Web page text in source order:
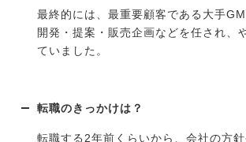
最終的には、最重要顧客である大手
開発・提案・販売企画などを任され、
ていました。
転職のきっかけは？
転職する2年前くらいから、会社の方